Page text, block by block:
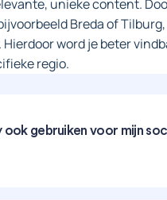
unieke content.
Breda of
word je beter
regio.
ook gebruiken voor mijn